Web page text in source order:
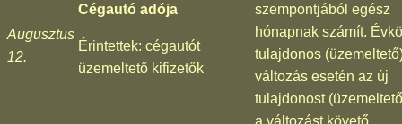
Augusztus
12.
Cégautó adója
Érintettek: cégautót
üzemeltető kifizetők
szempontjából egész
hónapnak számít.
tulajdonos
változás esetén az új
tulajdonost
a változást követő